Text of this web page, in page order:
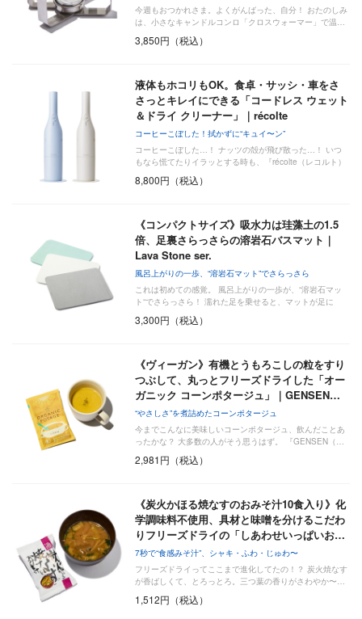
今週もおつかれさま。よくがんばった、自分！ おたのしみ
は、小さなキャンドルコンロ「クロスウォーマー」で温…
3,850円（税込）
液体もホコリもOK。食卓・サッシ・車をさ
さっとキレイにできる「コードレス ウェット
＆ドライ クリーナー」｜récolte
コーヒーこぼした！拭かずに“キュイ〜ン”
コーヒーこぼした…！ ナッツの殻が飛び散った…！ いつ
もなら慌てたりイラッとする時も、『récolte（レコルト）
8,800円（税込）
《コンパクトサイズ》吸水力は珪藻土の1.5
倍、足裏さらっさらの溶岩石バスマット｜
Lava Stone ser.
風呂上がりの一歩、“溶岩石マット”でさらっさら
これは初めての感覚。 風呂上がりの一歩が、“溶岩石マッ
ト“でさらっさら！ 濡れた足を乗せると、マットが足に
3,300円（税込）
《ヴィーガン》有機とうもろこしの粒をすり
つぶして、丸っとフリーズドライした「オー
ガニック コーンポタージュ」｜GENSEN…
“やさしさ”を煮詰めたコーンポタージュ
今までこんなに美味しいコーンポタージュ、飲んだことあ
ったかな？ 大多数の人がそう思うはず。 『GENSEN（…
2,981円（税込）
《炭火かほる焼なすのおみそ汁10食入り》化
学調味料不使用、具材と味噌を分けるこだわ
りフリーズドライの「しあわせいっぱいお…
7秒で“食感みそ汁”、シャキ・ふわ・じゅわ〜
フリーズドライってここまで進化してたの！？ 炭火焼なす
が香ばしくて、とろっとろ。三つ葉の香りがさわやか〜…
1,512円（税込）